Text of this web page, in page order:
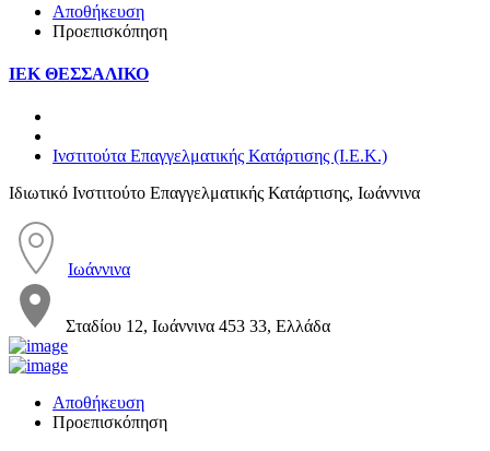
Αποθήκευση
Προεπισκόπηση
ΙΕΚ ΘΕΣΣΑΛΙΚΟ
Ινστιτούτα Επαγγελματικής Κατάρτισης (Ι.Ε.Κ.)
Ιδιωτικό Ινστιτούτο Επαγγελματικής Κατάρτισης, Ιωάννινα
Ιωάννινα
Σταδίου 12, Ιωάννινα 453 33, Ελλάδα
Αποθήκευση
Προεπισκόπηση